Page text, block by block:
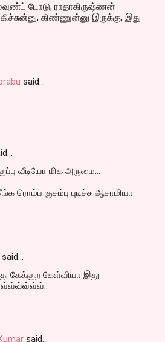
டோடு, ராதாகிருஷ்ணன்
கிண்ணுன்னு இருக்கு, இது
said…
வீடியோ மிக அருமை...
ரொம்ப குசும்பு புடிச்ச ஆசாமியா
said…
கேக்குற கேள்வியா இது
said…